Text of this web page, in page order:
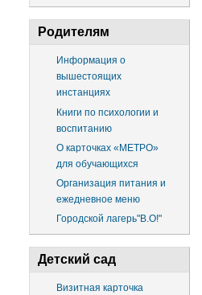
Родителям
Информация о
вышестоящих
инстанциях
Книги по психологии и
воспитанию
О карточках «МЕТРО»
для обучающихся
Организация питания и
ежедневное меню
Городской лагерь"В.О!"
Детский сад
Визитная карточка